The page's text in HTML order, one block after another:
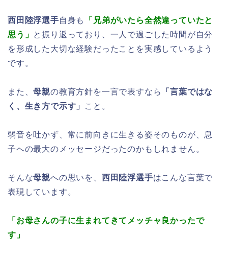
西田陸浮選手自身も
「兄弟がいたら全然違っていたと
思う」 と振り返っており、一人で過ごした時間が自分
を形成した大切な経験だったことを実感しているよう
です。
また、母親の教育方針を一言で表すなら
「言葉ではな
く、生き方で示す」
こと。
弱音を吐かず、常に前向きに生きる姿そのものが、息
子への最大のメッセージだったのかもしれません。
そんな母親への思いを、 西田陸浮選手はこんな言葉で
表現しています。
「お母さんの子に生まれてきてメッチャ良かったで
す」